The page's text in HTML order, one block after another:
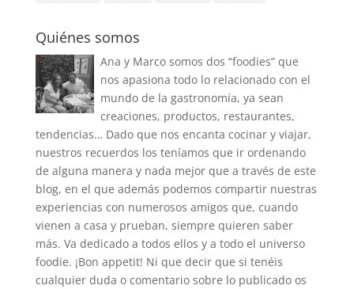
Quiénes somos
Ana y Marco somos dos “foodies” que
nos apasiona todo lo relacionado con el
mundo de la gastronomía, ya sean
creaciones, productos, restaurantes,
tendencias… Dado que nos encanta cocinar y viajar,
nuestros recuerdos los teníamos que ir ordenando
de alguna manera y nada mejor que a través de este
blog, en el que además podemos compartir nuestras
experiencias con numerosos amigos que, cuando
vienen a casa y prueban, siempre quieren saber
más. Va dedicado a todos ellos y a todo el universo
foodie. ¡Bon appetit! Ni que decir que si tenéis
cualquier duda o comentario sobre lo publicado os